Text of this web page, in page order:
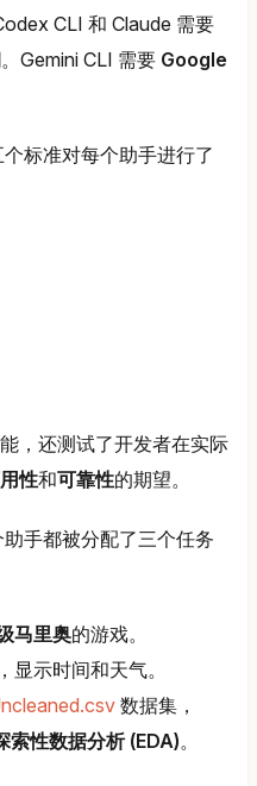
CLI 和 Claude 需要
。Gemini CLI 需要 Google
标准对每个助手进行了
，还测试了开发者在实际
性和可靠性的期望。
助手都被分配了三个任务
马里奥的游戏。
，显示时间和天气。
数据集，
索性数据分析 (EDA)。